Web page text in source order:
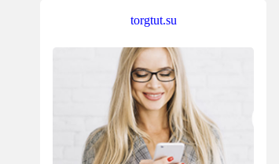
torgtut.su